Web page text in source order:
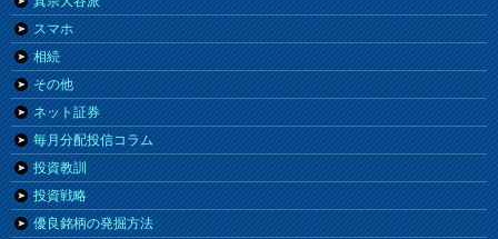
スマホ
相続
その他
ネット証券
毎月分配投信コラム
投資教訓
投資戦略
優良銘柄の発掘方法